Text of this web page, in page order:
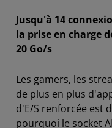
Jusqu'à 14
la prise en charge
20 Go/s
Les gamers, les
de plus en plus
d'E/S renforcée est
pourquoi le socket